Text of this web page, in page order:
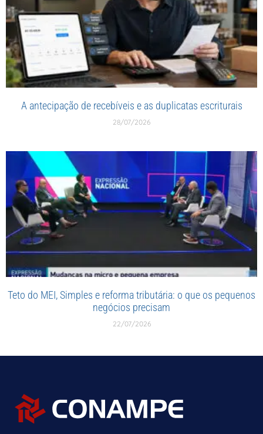
A antecipação de recebíveis e as duplicatas escriturais
28/07/2026
Teto do MEI, Simples e reforma tributária: o que os pequenos
negócios precisam
22/07/2026